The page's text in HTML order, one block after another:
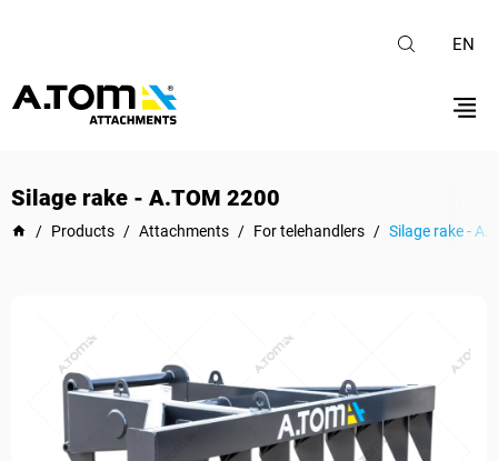
EN
Silage rake - А.ТОМ 2200
/ Products / Attachments / For telehandlers / Silage rake -